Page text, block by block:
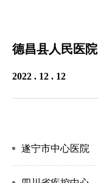
德昌县人民医院
2022 . 12 . 12
遂宁市中心医院